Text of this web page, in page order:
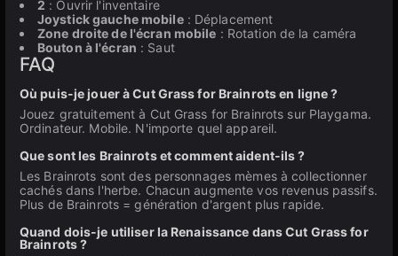
2 : Ouvrir l'inventaire
Joystick gauche mobile: Déplacement
Zone droite de l'écran mobile : Rotation de la caméra
Bouton à l'écran : Saut
FAQ
Où puis-je jouer à Cut Grass for Brainrots en ligne ?
Jouez gratuitement à Cut Grass for Brainrots sur Playgama.
Ordinateur. Mobile. N'importe quel appareil.
Que sont les Brainrots et comment aident-ils ?
Les Brainrots sont des personnages mèmes à collectionner
cachés dans l'herbe. Chacun augmente vos revenus passifs.
Plus de Brainrots = génération d'argent plus rapide.
Quand dois-je utiliser la Renaissance dans Cut Grass for
Brainrots ?